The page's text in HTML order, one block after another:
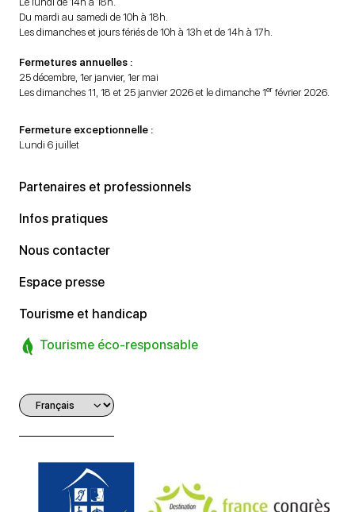
Du mardi au samedi de 10h à 18h.
Les dimanches et jours fériés de 10h à 13h et de 14h à 17h.
Fermetures annuelles :
25 décembre, 1er janvier, 1er mai
Les dimanches 11, 18 et 25 janvier 2026 et le dimanche 1er février 2026.
Fermeture exceptionnelle :
Lundi 6 juillet
Partenaires et professionnels
Infos pratiques
Nous contacter
Espace presse
Tourisme et handicap
Tourisme éco-responsable